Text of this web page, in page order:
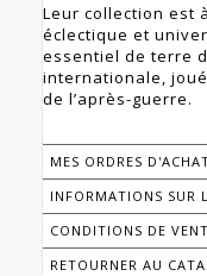
Leur collection est
éclectique et
essentiel de terre
internationale,
de l’après-guerre.
MES ORDRES
INFORMATIONS SUR
CONDITIONS DE
RETOURNER AU